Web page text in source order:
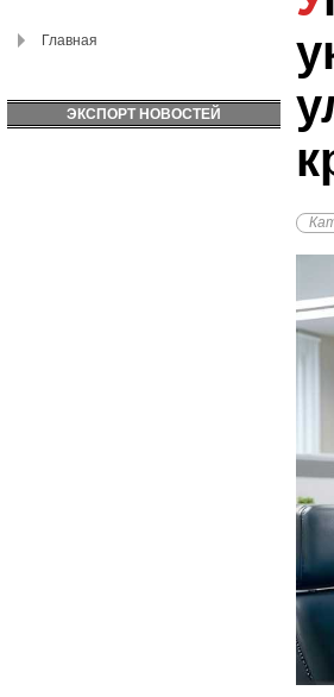
Главная
ЭКСПОРТ НОВОСТЕЙ